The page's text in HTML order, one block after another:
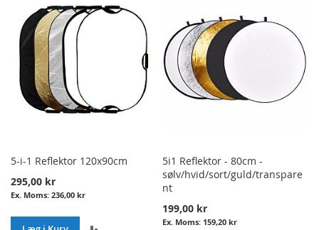
5-i-1 Reflektor 120x90cm
295,00 kr
236,00 kr
5i1 Reflektor - 80cm -
sølv/hvid/sort/guld/transpare
nt
199,00 kr
159,20 kr